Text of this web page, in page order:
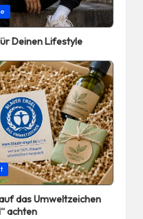
Deinen Lifestyle
das Umweltzeichen
achten